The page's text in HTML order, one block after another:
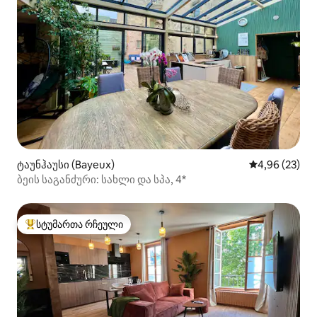
ტაუნჰაუსი (Bayeux) საშუალო
4,96 (23)
ბეის საგანძური: სახლი და სპა, 4*
სტუმართა რჩეული მოწინავე ვარიანტი
სტუმართა რჩეული